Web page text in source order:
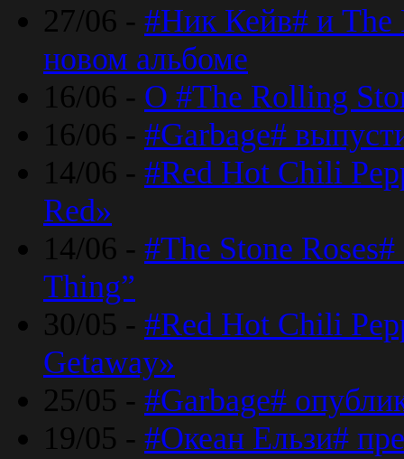
27/06 - #Ник Кейв# и The
новом альбоме
16/06 - О #The Rolling
16/06 - #Garbage#
14/06 - #Red Hot Chili
Red»
14/06 - #The Stone
Thing”
30/05 - #Red Hot Chili
Getaway»
25/05 - #Garbage#
19/05 - #Океан Ельзи#